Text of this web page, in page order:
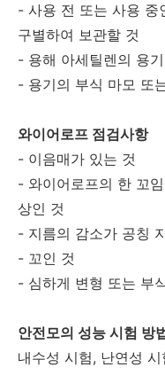
- 사용 전 또는 사용 중
구별하여 보관할 것
- 용해 아세틸렌의 용
- 용기의 부식 마모 또
와이어로프 점검사항
- 이음매가 있는 것
- 와이어로프의 한 꼬
상인 것
- 지름의 감소가 공칭
- 꼬인 것
- 심하게 변형 또는 부
안전모의 성능 시험 방
내수성 시험, 난연성